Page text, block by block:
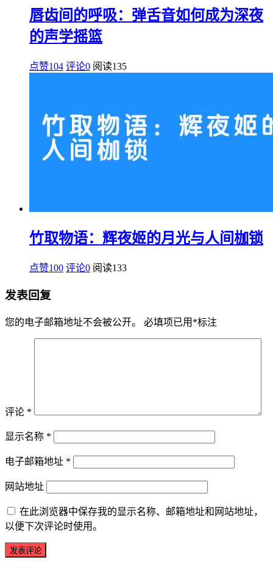
唇齿间的呼吸：弹舌音如何成为深夜
的声学摇篮
点赞104 评论0 阅读135
竹取物语：辉夜姬的月光与人间枷锁
点赞100 评论0 阅读133
发表回复
您的电子邮箱地址不会被公开。 必填项已用 *标注
评论 *
显示名称 *
电子邮箱地址 *
网站地址
在此浏览器中保存我的显示名称、邮箱地址和网站地址，
以便下次评论时使用。